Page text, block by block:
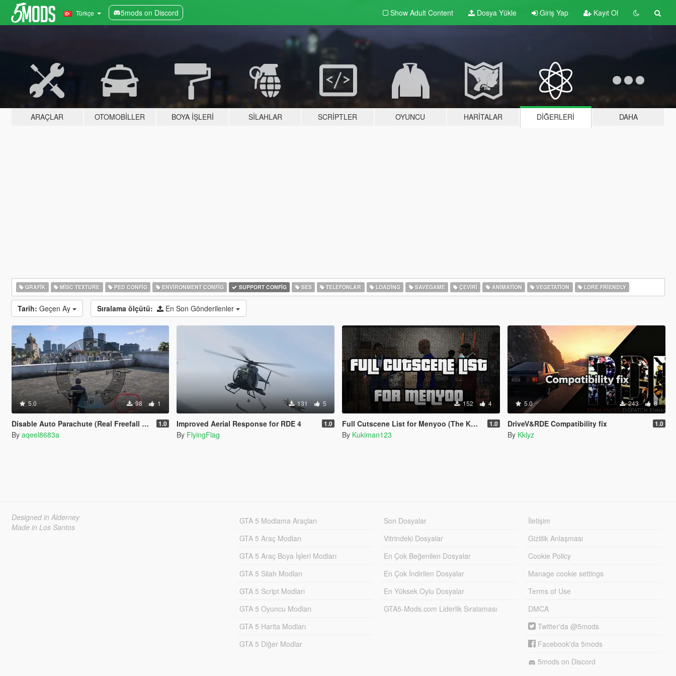
Türkçe 5mods on Discord Show Adult Content Dosya Yükle Giriş Yap Kayıt Ol
ARAÇLAR OTOMOBILLER BOYA İŞLERI SILAHLAR SCRIPTLER OYUNCU HARITALAR DIĞERLERI DAHA
GRAFIK MISC TEXTURE PED CONFIG ENVIRONMENT CONFIG SUPPORT CONFIG SES TELEFONLAR LOADING SAVEGAME ÇEVIRI ANIMATION VEGETATION LORE FRIENDLY
Tarih: Geçen Ay Sıralama ölçütü: En Son Gönderilenler
5.0 98 1
Disable Auto Parachute (Real Freefall Fix) 1.0
By aqeel8683a
131 5
Improved Aerial Response for RDE 4 1.0
By FlyingFlag
152 4
Full Cutscene List for Menyoo (The Kortz Center Heist) 1.0
By Kukiman123
5.0 243 8
DriveV&RDE Compatibility fix 1.0
By Kklyz
Designed in Alderney
Made in Los Santos
GTA 5 Modlama Araçları
GTA 5 Araç Modları
GTA 5 Araç Boya İşleri Modları
GTA 5 Silah Modları
GTA 5 Script Modları
GTA 5 Oyuncu Modları
GTA 5 Harita Modları
GTA 5 Diğer Modlar
Son Dosyalar
Vitrindeki Dosyalar
En Çok Beğenilen Dosyalar
En Çok İndirilen Dosyalar
En Yüksek Oylu Dosyalar
GTA5-Mods.com Liderlik Sıralaması
İletişim
Gizlilik Anlaşması
Cookie Policy
Manage cookie settings
Terms of Use
DMCA
Twitter'da @5mods
Facebook'da 5mods
5mods on Discord